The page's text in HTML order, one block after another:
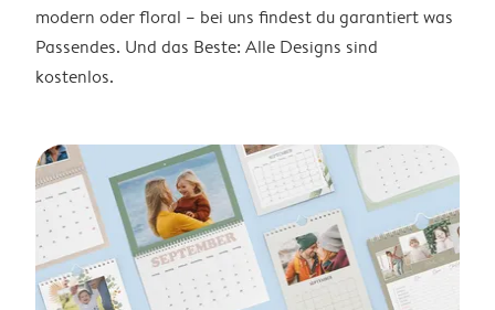
modern oder floral – bei uns findest du garantiert was
Passendes. Und das Beste: Alle Designs sind
kostenlos.